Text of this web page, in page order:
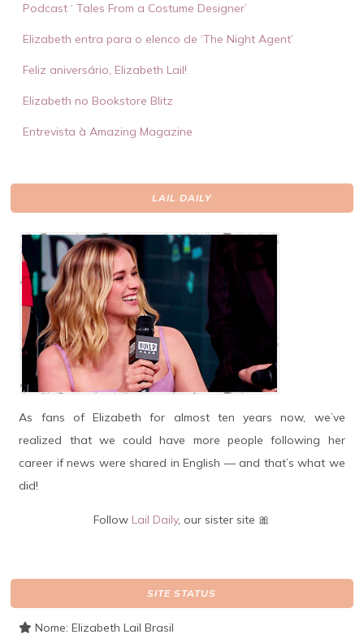
Podcast ‘ Tales From a Costume Designer’
Elizabeth entra para o elenco de ‘The Night Agent’
Feliz aniversário, Elizabeth Lail!
Elizabeth no Bookstore Blitz
Entrevista à Amazing Magazine
LAIL DAILY
As fans of Elizabeth for almost ten years now, we’ve
realized that we could have more people following her
career if news were shared in English — and that’s what we
did!
Follow Lail Daily, our sister site 🎀
SITE STATUS
Nome: Elizabeth Lail Brasil